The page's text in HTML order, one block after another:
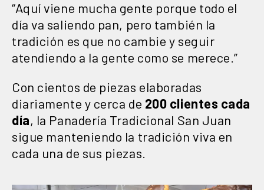
“Aquí viene mucha gente porque todo el
día va saliendo pan, pero también la
tradición es que no cambie y seguir
atendiendo a la gente como se merece.”
Con cientos de piezas elaboradas
diariamente y cerca de 200 clientes cada
día, la Panadería Tradicional San Juan
sigue manteniendo la tradición viva en
cada una de sus piezas.